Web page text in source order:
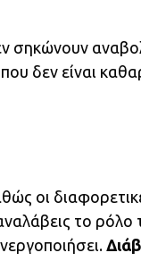
σηκώνουν
δεν είναι
οι
το ρόλο